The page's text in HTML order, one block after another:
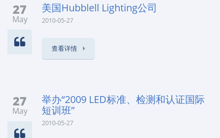
27
May
美国Hubblell Lighting公司
2010-05-27
查看详情
27
May
举办“2009 LED标准、检测和认证国际
短训班”
2010-05-27